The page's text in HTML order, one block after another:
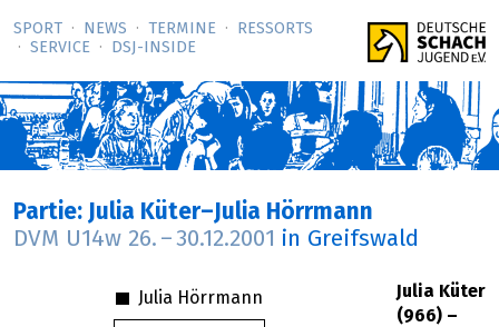
SPORT NEWS TERMINE
RESSORTS
SERVICE
DSJ-­INSIDE
Partie: Julia Küter–Julia Hörrmann
DVM U14w 26. – 30.12.2001 in Greifswald
Julia Hörrmann
Julia Küter
(966) –